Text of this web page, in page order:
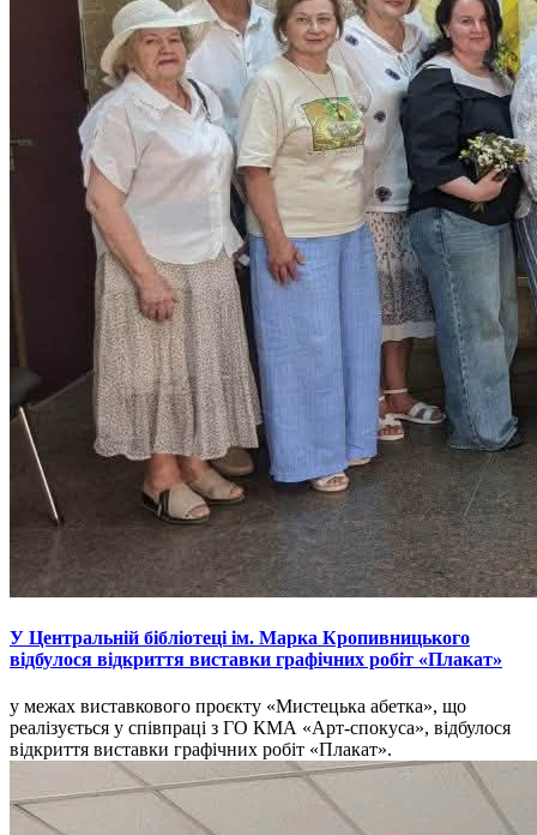
У Центральній бібліотеці ім. Марка Кропивницького
відбулося відкриття виставки графічних робіт «Плакат»
у межах виставкового проєкту «Мистецька абетка», що
реалізується у співпраці з ГО КМА «Арт-спокуса», відбулося
відкриття виставки графічних робіт «Плакат».